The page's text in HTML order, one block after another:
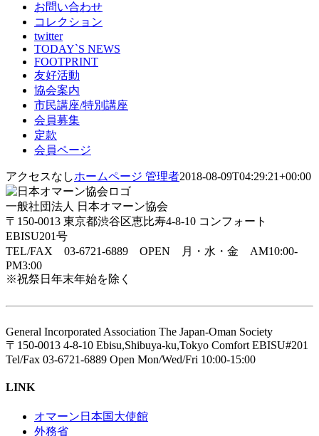
お問い合わせ
コレクション
twitter
TODAY`S NEWS
FOOTPRINT
友好活動
協会案内
市民講座/特別講座
会員募集
定款
会員ページ
アクセスなしホームページ 管理者2018-08-09T04:29:21+00:00
一般社団法人 日本オマーン協会
〒150-0013 東京都渋谷区恵比寿4-8-10 コンフォート
EBISU201号
TEL/FAX 03-6721-6889 OPEN 月・水・金 AM10:00-
PM3:00
※祝祭日年末年始を除く
General Incorporated Association The Japan-Oman Society
〒150-0013 4-8-10 Ebisu,Shibuya-ku,Tokyo Comfort EBISU#201
Tel/Fax 03-6721-6889 Open Mon/Wed/Fri 10:00-15:00
LINK
オマーン日本国大使館
外務省